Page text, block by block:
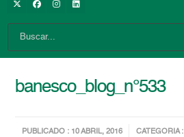
banesco_blog_n°533
PUBLICADO : 10 ABRIL, 2016 CATEGORIA :